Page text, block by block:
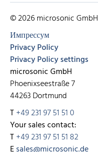
© 2026 microsonic GmbH
Импрессум
Privacy Policy
Privacy Policy settings
microsonic GmbH
Phoenixseestraße 7
44263 Dortmund
T+49 231 97 51 51 0
Your sales contact:
T+49 231 97 51 51 82